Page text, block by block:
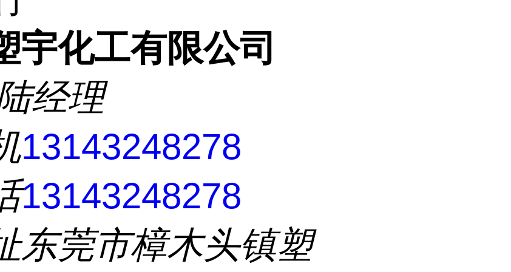
宇化工有限公司
经理
13143248278
13143248278
东莞市樟木头镇塑